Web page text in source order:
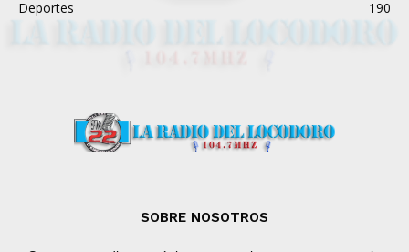
Deportes
190
SOBRE NOSOTROS